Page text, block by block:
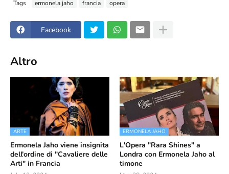
Tags ermonela jaho francia opera
Facebook
Altro
ARTE
Ermonela Jaho viene insignita
dell'ordine di "Cavaliere delle
Arti" in Francia
ERMONELA JAHO
L'Opera "Rara Shines" a
Londra con Ermonela Jaho al
timone